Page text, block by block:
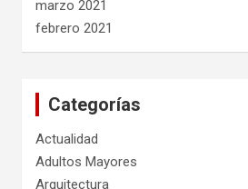
marzo 2021
febrero 2021
Categorías
Actualidad
Adultos Mayores
Arquitectura